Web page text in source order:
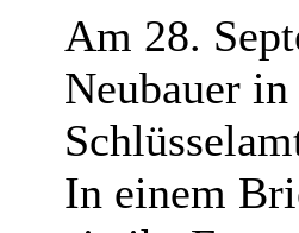
Am 28.
Neubauer
In einem